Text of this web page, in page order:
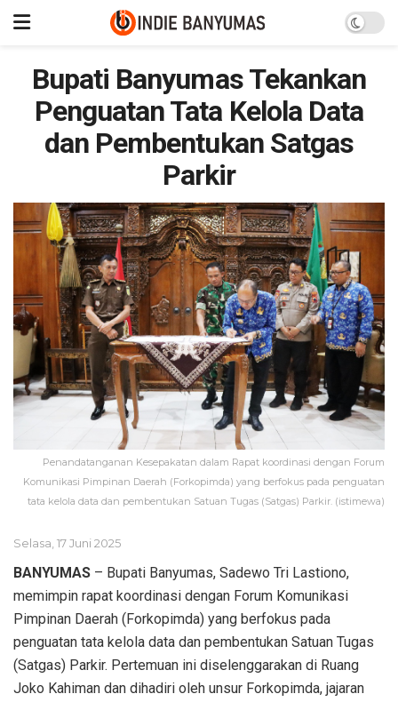
Bupati Banyumas Tekankan
Penguatan Tata Kelola Data
dan Pembentukan Satgas
Parkir
Penandatanganan Kesepakatan dalam Rapat koordinasi dengan Forum
Komunikasi Pimpinan Daerah (Forkopimda) yang berfokus pada penguatan
tata kelola data dan pembentukan Satuan Tugas (Satgas) Parkir. (istimewa)
Selasa, 17 Juni 2025
BANYUMAS – Bupati Banyumas, Sadewo Tri Lastiono,
memimpin rapat koordinasi dengan Forum Komunikasi
Pimpinan Daerah (Forkopimda) yang berfokus pada
penguatan tata kelola data dan pembentukan Satuan Tugas
(Satgas) Parkir. Pertemuan ini diselenggarakan di Ruang
Joko Kahiman dan dihadiri oleh unsur Forkopimda, jajaran